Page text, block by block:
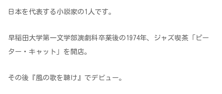
日本を代表する小説家の1人です。
早稲田大学第一文学部演劇科卒業後の1974年、ジャズ喫茶「ピー
ター・キャット」を開店。
その後『風の歌を聴け』でデビュー。